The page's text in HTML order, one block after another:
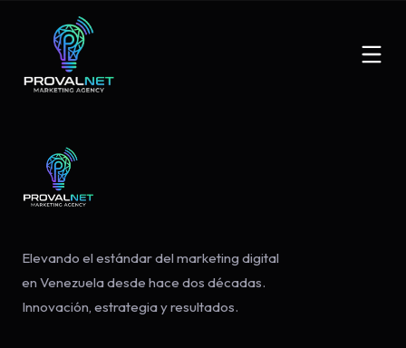
Elevando el estándar del marketing digital
en Venezuela desde hace dos décadas.
Innovación, estrategia y resultados.